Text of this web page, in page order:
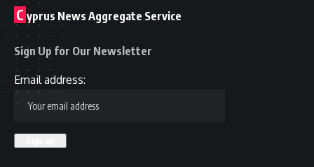
C yprus News Aggregate Service
Sign Up for Our Newsletter
Email address: